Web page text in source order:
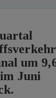
um
Juni